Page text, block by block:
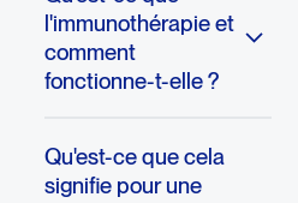
l'immunothérapie et
comment
fonctionne-t-elle ?
Qu'est-ce que cela
signifie pour une